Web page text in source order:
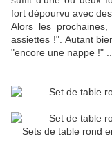
fort dépourvu avec
Alors les
assiettes !". Autant
"encore une nappe !"
Sets de table rond